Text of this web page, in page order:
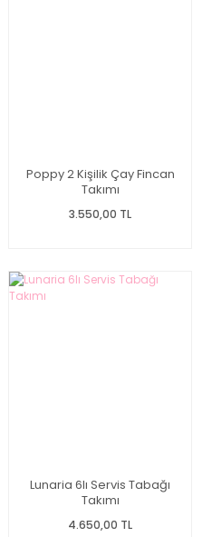
Poppy 2 Kişilik Çay Fincan
Takımı
3.550,00 TL
Lunaria 6lı Servis Tabağı
Takımı
4.650,00 TL